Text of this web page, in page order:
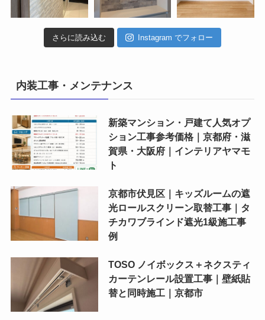
さらに読み込む Instagram でフォロー
内装工事・メンテナンス
新築マンション・戸建て人気オプ
ション工事参考価格｜京都府・滋
賀県・大阪府｜インテリアヤマモ
ト
京都市伏見区｜キッズルームの遮
光ロールスクリーン取替工事｜タ
チカワブラインド遮光1級施工事
例
TOSO ノイボックス＋ネクスティ
カーテンレール設置工事｜壁紙貼
替と同時施工｜京都市